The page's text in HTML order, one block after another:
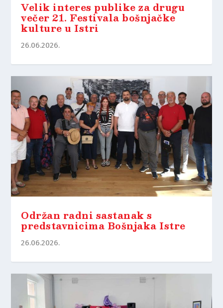
Velik interes publike za drugu
večer 21. Festivala bošnjačke
kulture u Istri
26.06.2026.
Održan radni sastanak s
predstavnicima Bošnjaka Istre
26.06.2026.